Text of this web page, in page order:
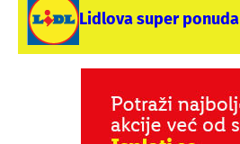
Lidlova super ponuda